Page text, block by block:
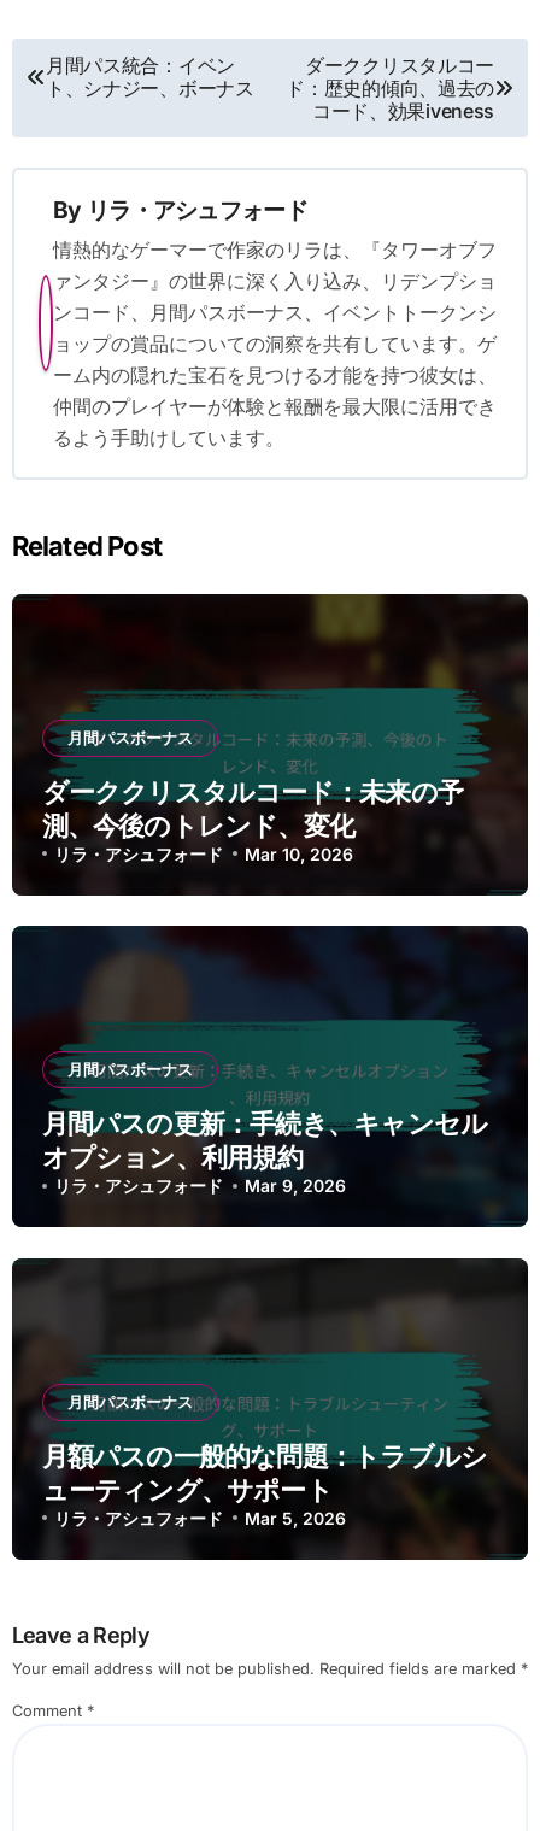
Post
navigation
月間パス統合：イベン
ト、シナジー、ボーナス
ダーククリスタルコー
ド：歴史的傾向、過去の
コード、効果iveness
By リラ・アシュフォード
情熱的なゲーマーで作家のリラは、『タワーオブフ
ァンタジー』の世界に深く入り込み、リデンプショ
ンコード、月間パスボーナス、イベントトークンシ
ョップの賞品についての洞察を共有しています。ゲ
ーム内の隠れた宝石を見つける才能を持つ彼女は、
仲間のプレイヤーが体験と報酬を最大限に活用でき
るよう手助けしています。
Related Post
月間パスボーナス
ダーククリスタルコード：未来の予
測、今後のトレンド、変化
リラ・アシュフォード Mar 10, 2026
月間パスボーナス
月間パスの更新：手続き、キャンセル
オプション、利用規約
リラ・アシュフォード Mar 9, 2026
月間パスボーナス
月額パスの一般的な問題：トラブルシ
ューティング、サポート
リラ・アシュフォード Mar 5, 2026
Leave a Reply
Your email address will not be published. Required fields are marked *
Comment *